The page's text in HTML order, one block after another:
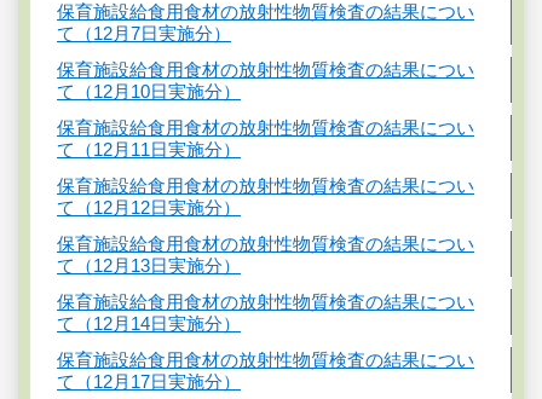
保育施設給食用食材の放射性物質検査の結果につい
て（12月7日実施分）
保育施設給食用食材の放射性物質検査の結果につい
て（12月10日実施分）
保育施設給食用食材の放射性物質検査の結果につい
て（12月11日実施分）
保育施設給食用食材の放射性物質検査の結果につい
て（12月12日実施分）
保育施設給食用食材の放射性物質検査の結果につい
て（12月13日実施分）
保育施設給食用食材の放射性物質検査の結果につい
て（12月14日実施分）
保育施設給食用食材の放射性物質検査の結果につい
て（12月17日実施分）